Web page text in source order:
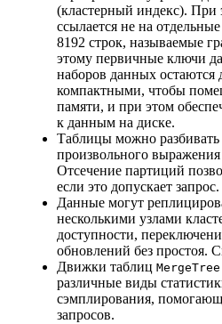
(кластерный индекс).
ссылается не на
8192 строк, называемые
этому первичные ключи
наборов данных остаются
компактными, чтобы
памяти, и при этом
к данным на диске.
Таблицы можно
произвольного
Отсечение партиций
если это допускает запрос.
Данные могут
несколькими узлами
доступности,
обновлений без простоя.
Движки таблиц MergeTree
различные виды
сэмплирования,
запросов.